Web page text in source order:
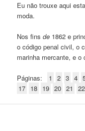
Eu não trouxe aqui
moda.
Nos finsde 1862 e
o código penal civil, o
marinha mercante, e
Páginas: 1 2 3 4
17 18 19 20 21 22